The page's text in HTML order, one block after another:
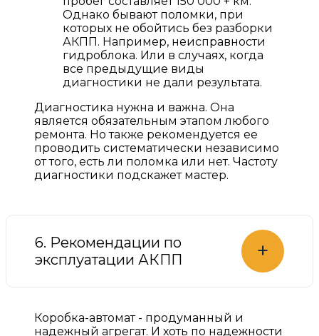
Однако бывают поломки, при
которых не обойтись без разборки
АКПП. Например, неисправности
гидроблока. Или в случаях, когда
все предыдущие виды
диагностики не дали результата.
Диагностика нужна и важна. Она
является обязательным этапом любого
ремонта. Но также рекомендуется ее
проводить систематически независимо
от того, есть ли поломка или нет. Частоту
диагностики подскажет мастер.
6. Рекомендации по
эксплуатации АКПП
+
Коробка-автомат - продуманный и
надежный агрегат. И хоть по надежности